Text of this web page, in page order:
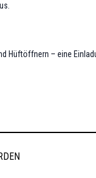
Hüftöffnern – eine